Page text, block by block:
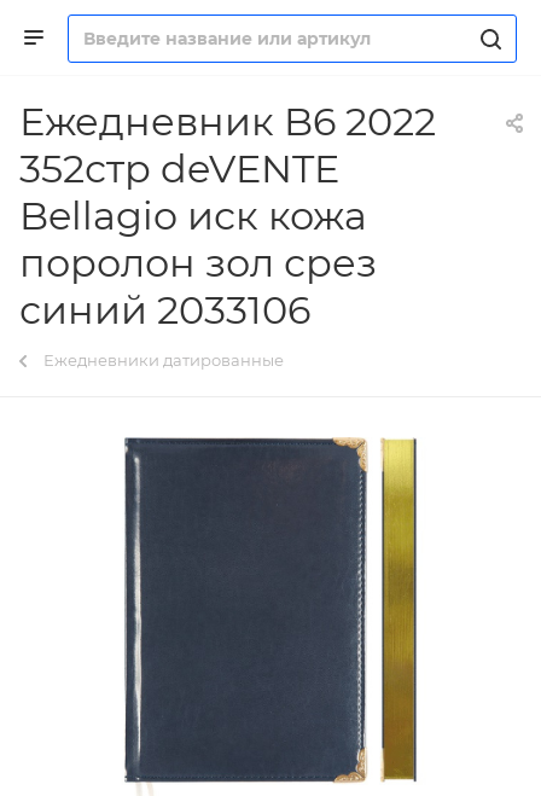
Ежедневник B6 2022
352стр deVENTE
Bellagio иск кожа
поролон зол срез
синий 2033106
Ежедневники датированные